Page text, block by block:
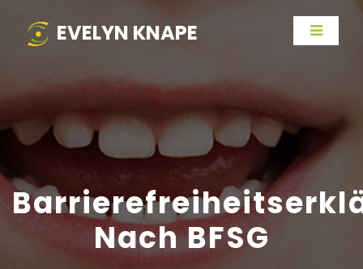
EVELYN KNAPE
Nach BFSG